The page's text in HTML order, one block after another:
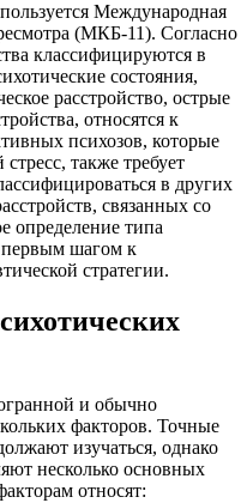
Международная
(МКБ-11). Согласно
классифицируются в
состояния,
расстройство, острые
относятся к
психозов, которые
также требует
в других
связанных со
определение типа
первым шагом к
стратегии.
и обычно
факторов. Точные
изучаться, однако
несколько основных
относят: